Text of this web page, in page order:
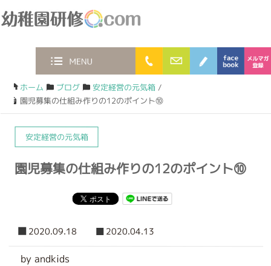
MENU 0120-36-2023
お問合わせフォー
ブログ
ホーム / ブログ/ 安定経営の元気箱/
園児募集の仕組み作りの12のポイント⑩
安定経営の元気箱
園児募集の仕組み作りの12のポイント⑩
2020.09.18 2020.04.13
by andkids